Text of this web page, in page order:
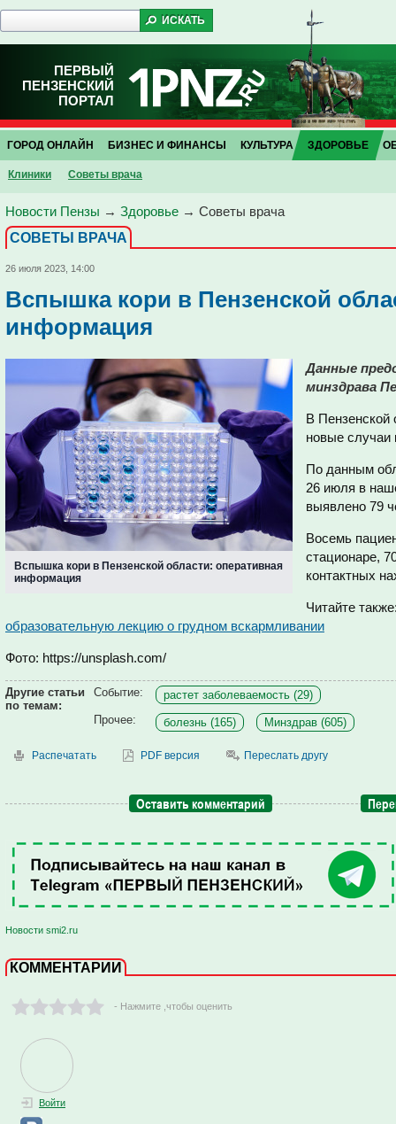
ПЕРВЫЙ
ПЕНЗЕНСКИЙ
ПОРТАЛ
ГОРОД ОНЛАЙН БИЗНЕС И ФИНАНСЫ КУЛЬТУРА ЗДОРОВЬЕ
Клиники Советы врача
Новости Пензы → Здоровье → Советы врача
СОВЕТЫ ВРАЧА
26 июля 2023, 14:00
Вспышка кори в Пензенской
информация
Вспышка кори в Пензенской области: оперативная
информация
Данные
минздрава
В Пензенской
новые случаи
По данным
26 июля в
выявлено 79
Восемь
стационаре,
контактных
Читайте
образовательную лекцию о грудном вскармливании
Фото: https://unsplash.com/
Другие статьи
по темам:
Событие:
растет заболеваемость (29)
Прочее:
болезнь (165) Минздрав (605)
Распечатать PDF версия Переслать другу
Оставить комментарий
Новости smi2.ru
КОММЕНТАРИИ
- Нажмите ,чтобы оценить
Войти